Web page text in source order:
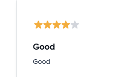
Good
Good